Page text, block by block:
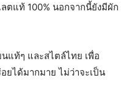
ตแท้ 100% นอกจากนี้ยังมีผัก
แท้ๆ และสไตล์ไทย เพื่อ
ได้มากมาย ไม่ว่าจะเป็น